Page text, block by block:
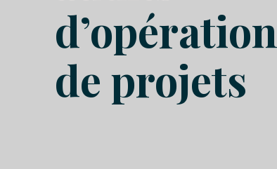
d’opération
de projets